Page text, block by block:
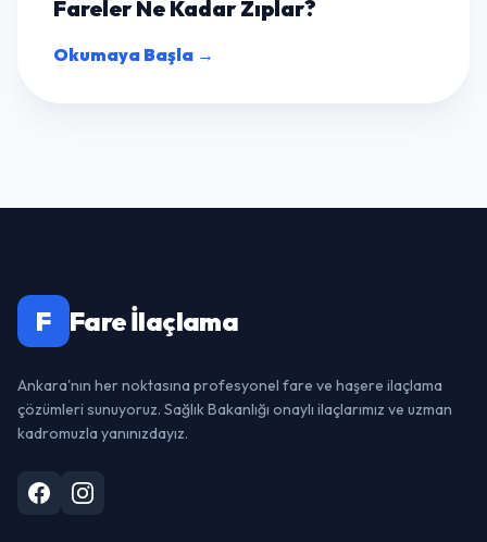
Fareler Ne Kadar Zıplar?
Okumaya Başla →
F Fare İlaçlama
Ankara'nın her noktasına profesyonel fare ve haşere ilaçlama
çözümleri sunuyoruz. Sağlık Bakanlığı onaylı ilaçlarımız ve uzman
kadromuzla yanınızdayız.